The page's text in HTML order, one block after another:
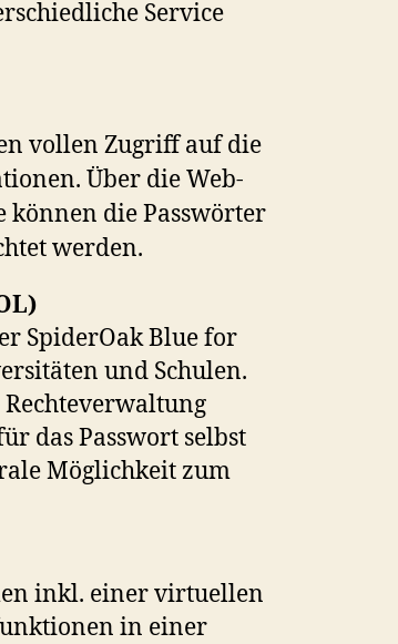
Service
vollen Zugriff auf die
Über die Web-
können die Passwörter
werden.
SpiderOak Blue for
und Schulen.
das Passwort selbst
Möglichkeit zum
inkl. einer virtuellen
in einer